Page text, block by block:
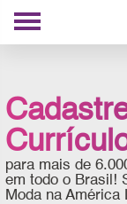
para mais de
em todo o Brasil!
Moda na América